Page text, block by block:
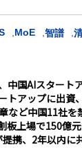
MoE 智譜
中国AIスタート
トアップに出資
など中国11社を
板上場で150億
提携、2年以内に